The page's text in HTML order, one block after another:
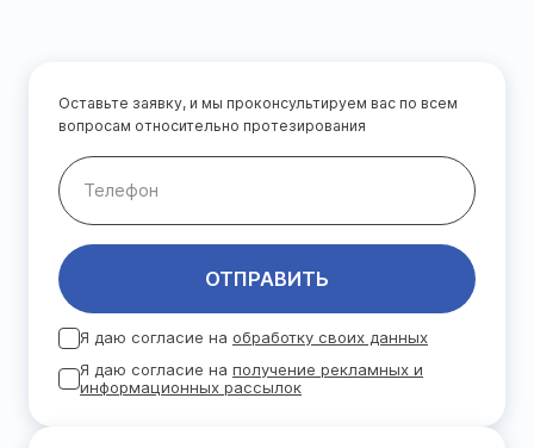
Оставьте заявку, и мы проконсультируем вас по всем
вопросам относительно протезирования
ОТПРАВИТЬ
Я даю согласие на обработку своих данных
Я даю согласие на получение рекламных и
информационных рассылок